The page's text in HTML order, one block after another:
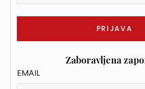
Zaboravljena
EMAIL